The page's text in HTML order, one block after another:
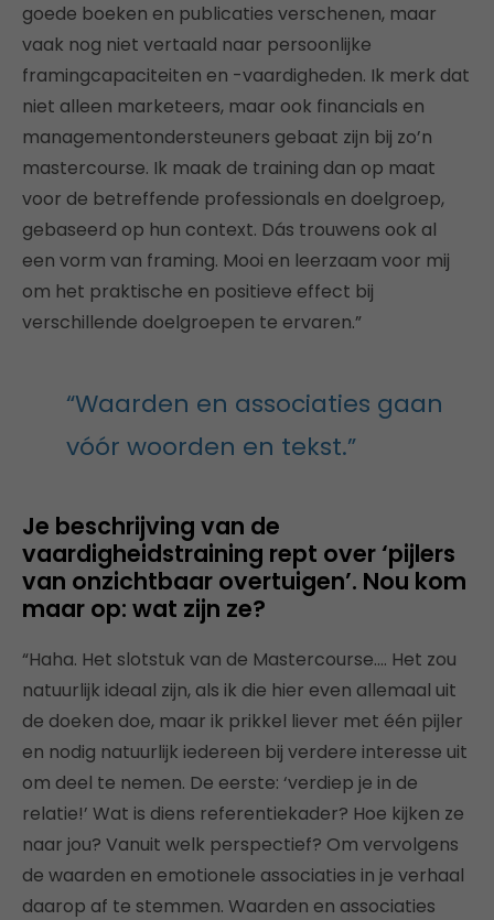
goede boeken en publicaties verschenen, maar
vaak nog niet vertaald naar persoonlijke
framingcapaciteiten en -vaardigheden. Ik merk dat
niet alleen marketeers, maar ook financials en
managementondersteuners gebaat zijn bij zo’n
mastercourse. Ik maak de training dan op maat
voor de betreffende professionals en doelgroep,
gebaseerd op hun context. Dás trouwens ook al
een vorm van framing. Mooi en leerzaam voor mij
om het praktische en positieve effect bij
verschillende doelgroepen te ervaren.”
“Waarden en associaties gaan
vóór woorden en tekst.”
Je beschrijving van de
vaardigheidstraining rept over ‘pijlers
van onzichtbaar overtuigen’. Nou kom
maar op: wat zijn ze?
“Haha. Het slotstuk van de Mastercourse…. Het zou
natuurlijk ideaal zijn, als ik die hier even allemaal uit
de doeken doe, maar ik prikkel liever met één pijler
en nodig natuurlijk iedereen bij verdere interesse uit
om deel te nemen. De eerste: ‘verdiep je in de
relatie!’ Wat is diens referentiekader? Hoe kijken ze
naar jou? Vanuit welk perspectief? Om vervolgens
de waarden en emotionele associaties in je verhaal
daarop af te stemmen. Waarden en associaties